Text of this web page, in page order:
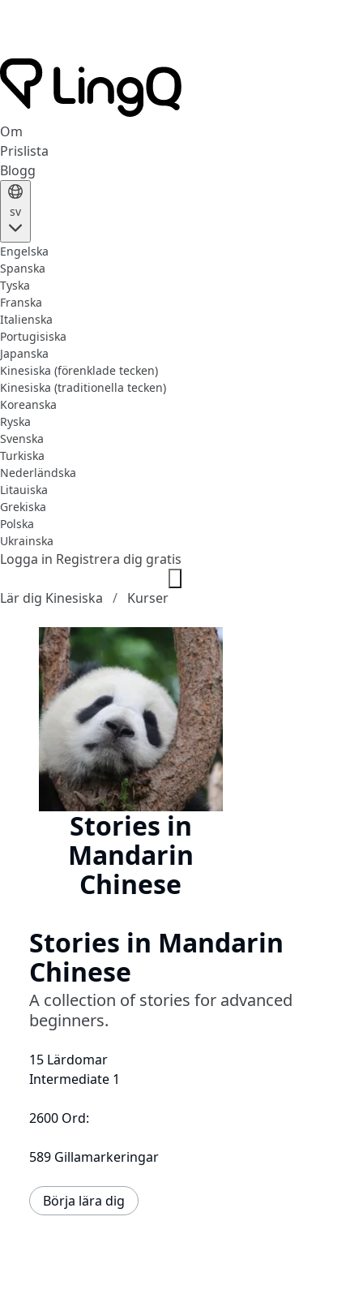
Om
Prislista
Blogg
sv
Engelska
Spanska
Tyska
Franska
Italienska
Portugisiska
Japanska
Kinesiska (förenklade tecken)
Kinesiska (traditionella tecken)
Koreanska
Ryska
Svenska
Turkiska
Nederländska
Litauiska
Grekiska
Polska
Ukrainska
Logga in Registrera dig gratis
Lär dig Kinesiska Kurser
Stories in
Mandarin
Chinese
Stories in Mandarin
Chinese
A collection of stories for advanced
beginners.
15 Lärdomar
Intermediate 1
2600 Ord:
589 Gillamarkeringar
Börja lära dig